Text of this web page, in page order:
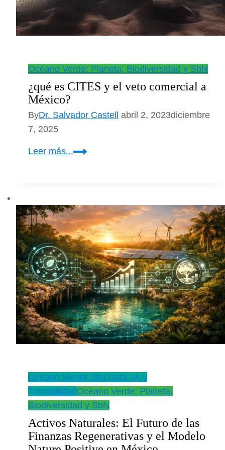
Océano Verde: Planeta, Biodiversidad y SbN
¿qué es CITES y el veto comercial a
México?
ByDr. Salvador Castell abril 2, 2023diciembre
7, 2025
Leer más...¿qué
el
veto
comercial
a
México?
Océano Menta: Big Data, IA y
Trazabilidad Océano Verde: Planeta,
Biodiversidad y SbN
Activos Naturales: El Futuro de las
Finanzas Regenerativas y el Modelo